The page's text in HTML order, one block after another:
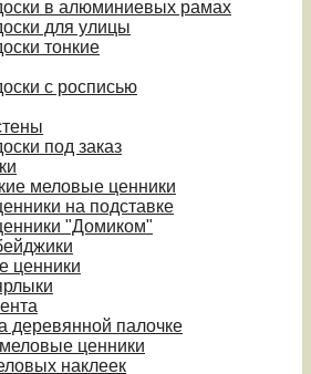
в алюминиевых рамах
для улицы
тонкие
с росписью
под заказ
меловые ценники
на подставке
"Домиком"
ценники
деревянной палочке
ценники
наклеек